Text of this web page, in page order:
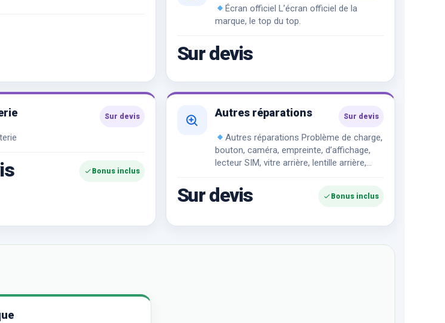
Écran officiel L’écran officiel de la
marque, le top du top.
Sur devis
Sur devis
Bonus inclus
Autres réparations Sur devis
Autres réparations Problème de charge,
bouton, caméra, empreinte, d’affichage,
lecteur SIM, vitre arrière, lentille arrière,
Sur devis Bonus inclus